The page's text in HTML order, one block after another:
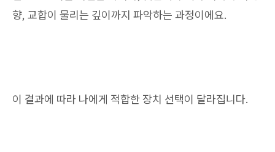
향, 교합이 물리는 깊이까지 파악하는 과정이에요.
이 결과에 따라 나에게 적합한 장치 선택이 달라집니다.